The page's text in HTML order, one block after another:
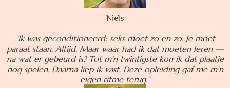
Niels
“Ik was geconditioneerd: seks moet zo en zo. Je moet
paraat staan. Altijd. Maar waar had ik dat moeten leren —
na wat er gebeurd is? Tot m’n twintigste kon ik dat plaatje
nog spelen. Daarna liep ik vast. Deze opleiding gaf me m’n
eigen ritme terug.”